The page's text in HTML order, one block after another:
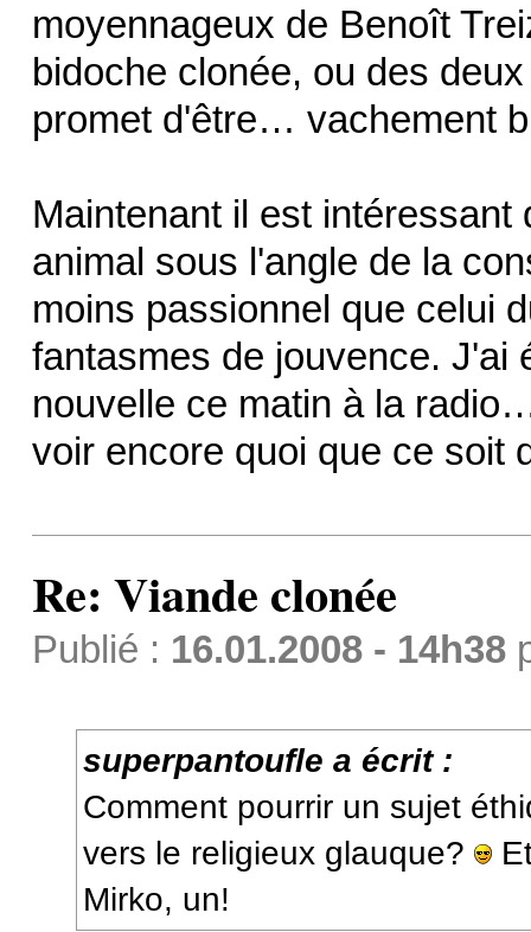
moyennageux de Benoît
bidoche clonée, ou des
promet d'être… vachement
Maintenant il est
animal sous l'angle de la
moins passionnel que celui
fantasmes de jouvence. J'ai
nouvelle ce matin à la
voir encore quoi que ce soit
Re: Viande clonée
Publié : 16.01.2008 - 14h38
superpantoufle a écrit :
Comment pourrir un sujet
vers le religieux glauque?
Mirko, un!